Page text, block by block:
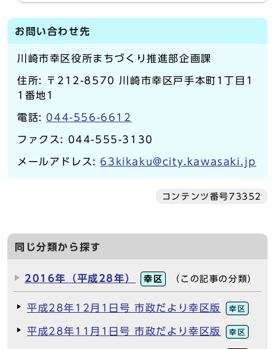
お問い合わせ先
川崎市幸区役所まちづくり推進部企画課
住所: 〒212-8570 川崎市幸区戸手本町1丁目1
1番地1
電話: 044-556-6612
ファクス: 044-555-3130
メールアドレス:63kikaku@city.kawasaki.jp
コンテンツ番号73352
同じ分類から探す
2016年（平成28年） 幸区 （この記事の分類）
平成28年12月1日号 市政だより幸区版 幸区
平成28年11月1日号 市政だより幸区版 幸区